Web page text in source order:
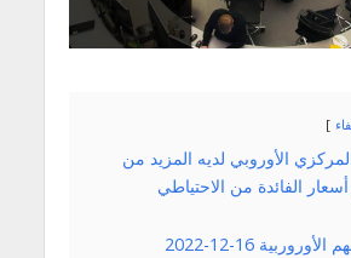
الأوروبي لديه المزيد من
الفائدة من الاحتياطي
16-12-2022